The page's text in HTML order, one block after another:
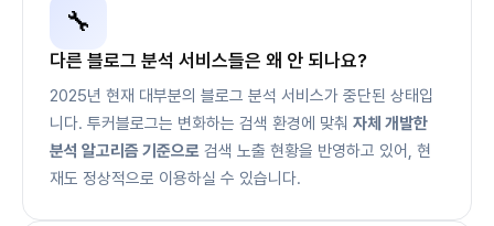
🔧
다른 블로그 분석 서비스들은 왜 안 되나요?
2025년 현재 대부분의 블로그 분석 서비스가 중단된 상태입
니다. 투커블로그는 변화하는 검색 환경에 맞춰 자체 개발한
분석 알고리즘 기준으로 검색 노출 현황을 반영하고 있어, 현
재도 정상적으로 이용하실 수 있습니다.